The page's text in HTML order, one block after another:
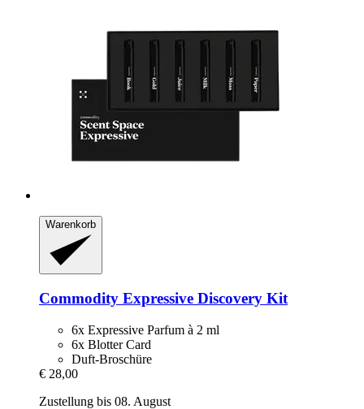
Warenkorb
Commodity Expressive Discovery Kit
6x Expressive Parfum à 2 ml
6x Blotter Card
Duft-Broschüre
€ 28,00
Zustellung bis 08. August